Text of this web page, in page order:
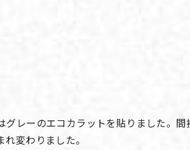
グレーのエコカラットを貼りました。
変わりました。